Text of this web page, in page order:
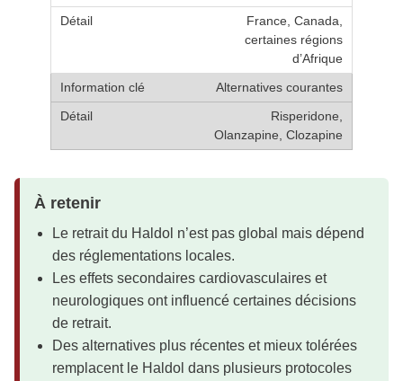
France, Canada,
certaines régions
d’Afrique
Alternatives courantes
Risperidone,
Olanzapine, Clozapine
À retenir
Le retrait du Haldol n’est pas global mais dépend
des réglementations locales.
Les effets secondaires cardiovasculaires et
neurologiques ont influencé certaines décisions
de retrait.
Des alternatives plus récentes et mieux tolérées
remplacent le Haldol dans plusieurs protocoles